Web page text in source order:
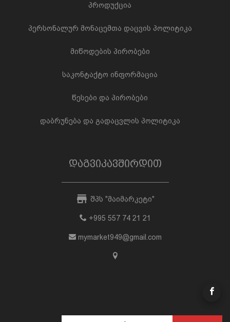
პროდუქცია
პერსონალურ მონაცემთა დაცვის პოლიტიკა
მიწოდების პირობები
საკონტაქტო ინფორმაცია
წესები და პირობები
დაბრუნება და გადაცვლის პოლიტიკა
დაგვიკავშირდით
შპს "მაიმარკეტი"
+995 557 74 21 21
mymarket949@gmail.com